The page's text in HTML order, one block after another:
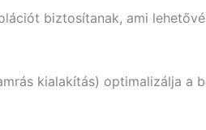
biztosítanak, ami
kialakítás) optimalizálja